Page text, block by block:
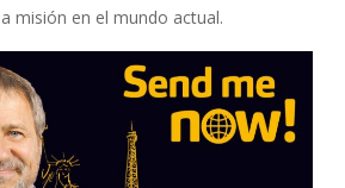
misión en el mundo actual.